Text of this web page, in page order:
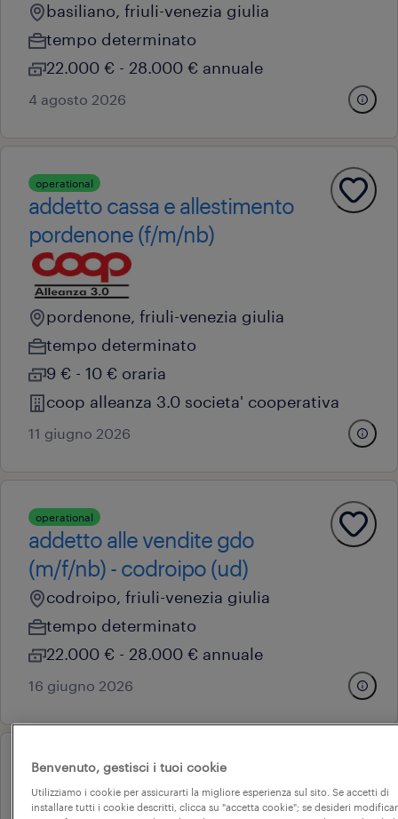
basiliano, friuli-venezia giulia
tempo determinato
22.000 € - 28.000 € annuale
4 agosto 2026
operational
addetto cassa e allestimento
pordenone (f/m/nb)
pordenone, friuli-venezia giulia
tempo determinato
9 € - 10 € oraria
coop alleanza 3.0 societa' cooperativa
11 giugno 2026
operational
addetto alle vendite gdo
(m/f/nb) - codroipo (ud)
codroipo, friuli-venezia giulia
tempo determinato
22.000 € - 28.000 € annuale
16 giugno 2026
operational
addetto banco gastronomia
Benvenuto, gestisci i tuoi cookie
Utilizziamo i cookie per assicurarti la migliore esperienza sul sito. Se accetti di
installare tutti i cookie descritti, clicca su "accetta cookie"; se desideri